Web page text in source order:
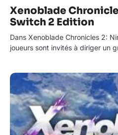
Xenoblade
Switch 2 Edition
Dans Xenoblade Chronicles 2:
joueurs sont invités à diriger un